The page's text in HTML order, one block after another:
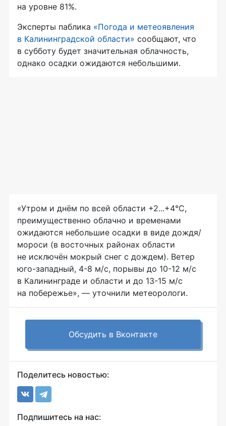
на уровне 81%.
Эксперты паблика «Погода и метеоявления
в Калининградской области» сообщают, что
в субботу будет значительная облачность,
однако осадки ожидаются небольшими.
«Утром и днём по всей области +2...+4°C,
преимущественно облачно и временами
ожидаются небольшие осадки в виде дождя/
мороси (в восточных районах области
не исключён мокрый снег с дождем). Ветер
юго-западный, 4-8 м/с, порывы до 10-12 м/с
в Калининграде и области и до 13-15 м/с
на побережье», — уточнили метеорологи.
Обсудить в Вконтакте
Поделитесь новостью:
Подпишитесь на нас: